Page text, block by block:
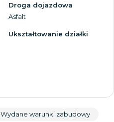
Droga dojazdowa
Asfalt
Ukształtowanie działki
Wydane warunki zabudowy